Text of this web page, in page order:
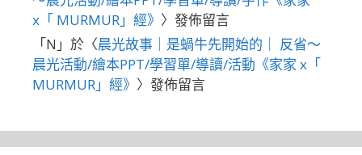
x「 MURMUR」經》 〉發佈留言
「N 」於〈晨光故事｜是蝸牛先開始的｜ 反省～
晨光活動/繪本PPT/學習單/導讀/活動《家家 x「
MURMUR」經》 〉發佈留言